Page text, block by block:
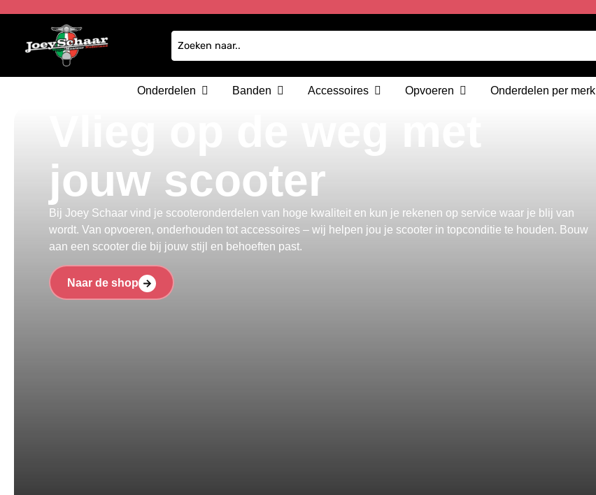
Onderdelen Banden Accessoires Opvoeren Onderdelen per merk
jouw scooter
Bij Joey Schaar vind je scooteronderdelen van hoge kwaliteit en kun je rekenen op service waar je blij van
wordt. Van opvoeren, onderhouden tot accessoires – wij helpen jou je scooter in topconditie te houden. Bouw
aan een scooter die bij jouw stijl en behoeften past.
Naar de shop